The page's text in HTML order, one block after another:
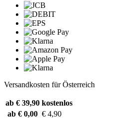
Versandkosten für Österreich
ab € 39,90 kostenlos
ab € 0,00 € 4,90